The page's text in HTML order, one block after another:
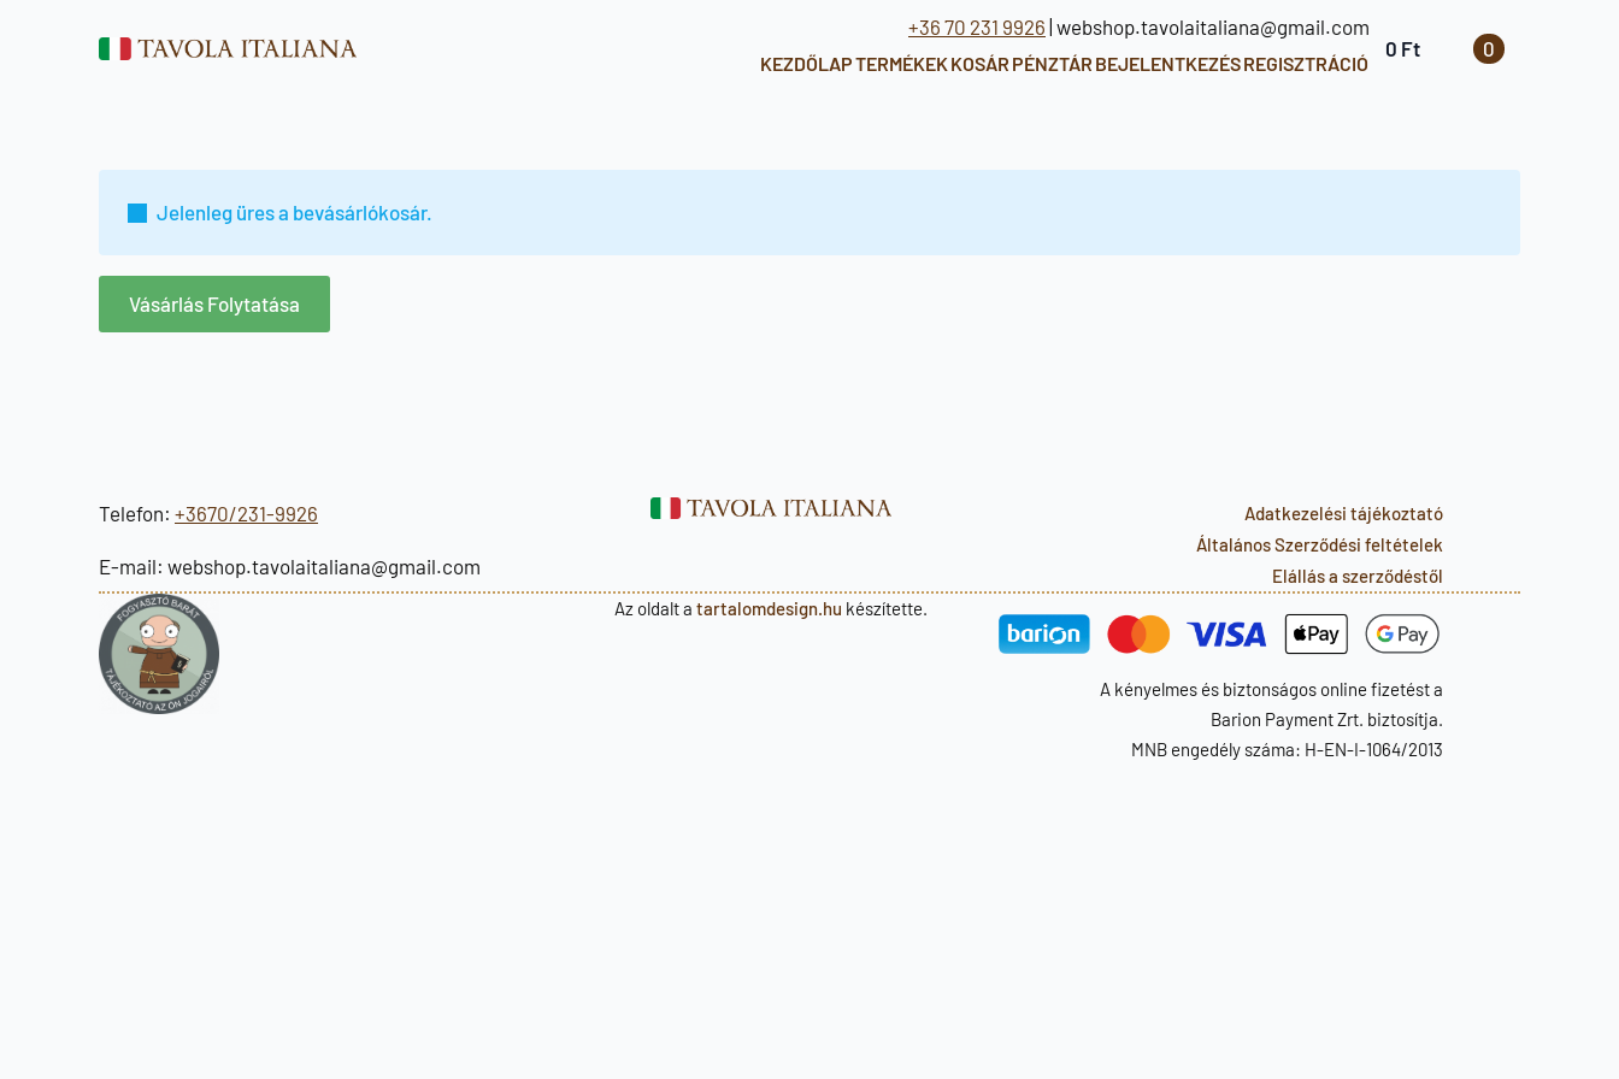
+36 70 231 9926 | webshop.tavolaitaliana@gmail.com
KEZDŐLAPTERMÉKEKKOSÁR PÉNZTÁR BEJELENTKEZÉSREGISZTRÁCIÓ
0 Ft 0
Jelenleg üres a bevásárlókosár.
Vásárlás Folytatása
Telefon: +3670/231-9926
E-mail: webshop.tavolaitaliana@gmail.com
Adatkezelési tájékoztató
Általános Szerződési feltételek
Elállás a szerződéstől
Az oldalt a tartalomdesign.hu készítette.
A kényelmes és biztonságos online fizetést a
Barion Payment Zrt. biztosítja.
MNB engedély száma: H-EN-I-1064/2013